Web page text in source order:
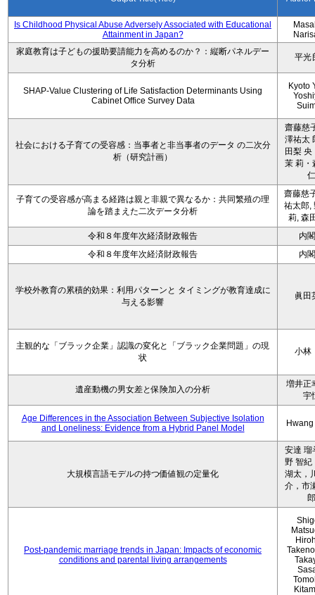
Is Childhood Physical Abuse Adversely Associated with Educational
Attainment in Japan?
家庭教育は子どもの援助要請能力を高めるのか？：縦断パネルデー
タ分析
平光
SHAP-Value Clustering of Life Satisfaction Determinants Using
Cabinet Office Survey Data
Kyoto
社会における子育ての受容感：当事者と非当事者のデータ の二次分
析（研究計画）
齋藤慈
澤祐太
田梨 央
茉 莉・
仁
子育ての受容感が高まる経路は親と非親で異なるか：共同繁殖の理
論を踏まえた二次データ分析
齋藤慈
祐太郎,
莉, 森
令和８年度年次経済財政報告
内
令和８年度年次経済財政報告
内
学校外教育の累積的効果：利用パターンと タイミングが教育達成に
与える影響
眞田
主観的な「ブラック企業」認識の変化と「ブラック企業問題」の現
状
小
遺産動機の男女差と保険加入の分析
増井正
宇
Age Differences in the Association Between Subjective Isolation
and Loneliness: Evidence from a Hybrid Panel Model
大規模言語モデルの持つ価値観の定量化
安達 瑠
野 智紀
湖太，
介，市
郎
Post-pandemic marriage trends in Japan: Impacts of economic
conditions and parental living arrangements